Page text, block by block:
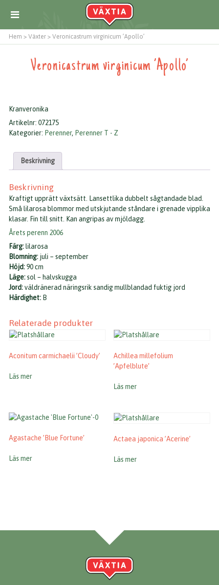
Hem > Växter > Veronicastrum virginicum ’Apollo’
Veronicastrum virginicum ’Apollo’
Kranveronika
Artikelnr: 072175
Kategorier: Perenner, Perenner T - Z
Beskrivning
Beskrivning
Kraftigt upprätt växtsätt. Lansettlika dubbelt sågtandade blad.
Små lilarosa blommor med utskjutande ståndare i grenade vipplika
klasar. Fin till snitt. Kan angripas av mjöldagg.
Årets perenn 2006
Färg: lilarosa
Blomning: juli – september
Höjd:90 cm
Läge:sol – halvskugga
Jord:väldränerad näringsrik sandig mullblandad fuktig jord
Härdighet: B
Relaterade produkter
Aconitum carmichaelii ’Cloudy’
Läs mer
Achillea millefolium
’Apfelblute’
Läs mer
Agastache ’Blue Fortune’
Läs mer
Actaea japonica ’Acerine’
Läs mer